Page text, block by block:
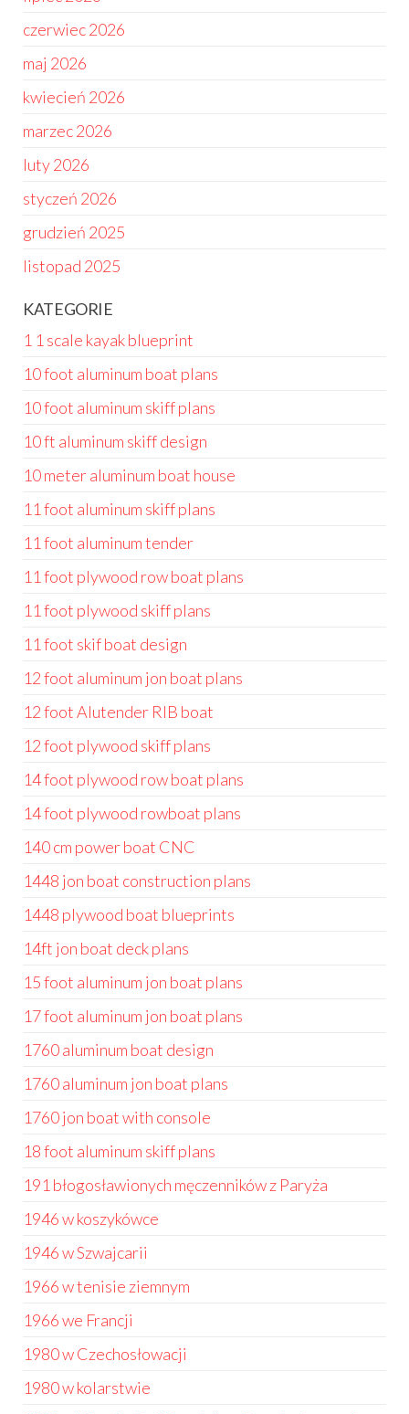
czerwiec 2026
maj 2026
kwiecień 2026
marzec 2026
luty 2026
styczeń 2026
grudzień 2025
listopad 2025
KATEGORIE
1 1 scale kayak blueprint
10 foot aluminum boat plans
10 foot aluminum skiff plans
10 ft aluminum skiff design
10 meter aluminum boat house
11 foot aluminum skiff plans
11 foot aluminum tender
11 foot plywood row boat plans
11 foot plywood skiff plans
11 foot skif boat design
12 foot aluminum jon boat plans
12 foot Alutender RIB boat
12 foot plywood skiff plans
14 foot plywood row boat plans
14 foot plywood rowboat plans
140 cm power boat CNC
1448 jon boat construction plans
1448 plywood boat blueprints
14ft jon boat deck plans
15 foot aluminum jon boat plans
17 foot aluminum jon boat plans
1760 aluminum boat design
1760 aluminum jon boat plans
1760 jon boat with console
18 foot aluminum skiff plans
191 błogosławionych męczenników z Paryża
1946 w koszykówce
1946 w Szwajcarii
1966 w tenisie ziemnym
1966 we Francji
1980 w Czechosłowacji
1980 w kolarstwie